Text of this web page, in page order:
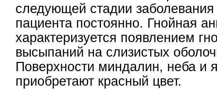
следующей стадии заболевания
пациента постоянно. Гнойная
характеризуется появлением
высыпаний на слизистых
Поверхности миндалин, неба и
приобретают красный цвет.